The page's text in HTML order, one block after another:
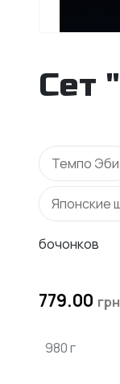
Сет
Темпо Эби
Японские
бочонков
779.00
980 г